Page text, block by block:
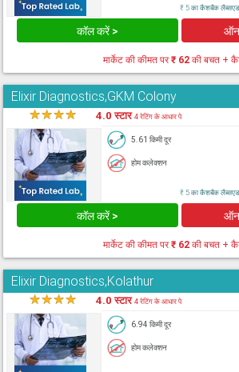
₹ 5 का कैशबैक
कॉल करें >
मार्केट की कीमत पर₹ 62 की बचत +
Elixir Diagnostics,GKM Colony
★★★★ 4.0 स्टार4 रेटिंग के आधार पे
5.61 किमी दूर
होम कलेक्शन
₹ 5 का कैशबैक
कॉल करें >
मार्केट की कीमत पर₹ 62 की बचत +
Elixir Diagnostics,Kolathur
★★★★ 4.0 स्टार4 रेटिंग के आधार पे
6.94 किमी दूर
होम कलेक्शन